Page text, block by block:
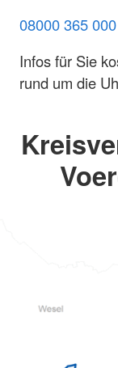
08000 365 000
Infos für Sie
rund um die